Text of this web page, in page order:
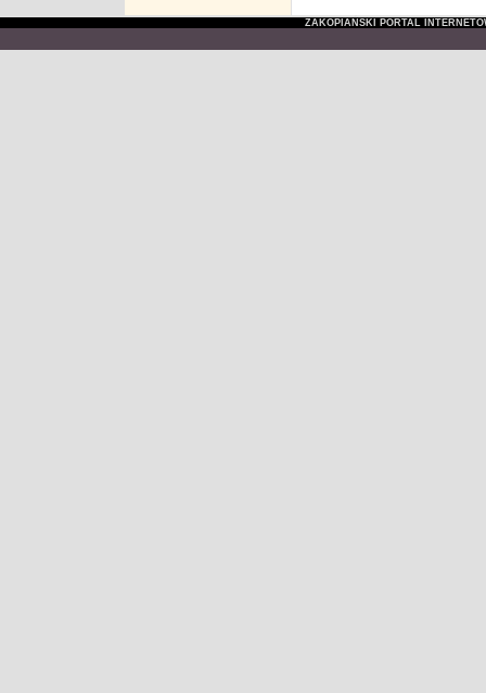
ZAKOPIAŃSKI PORTAL